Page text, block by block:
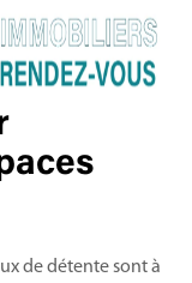
de détente sont à